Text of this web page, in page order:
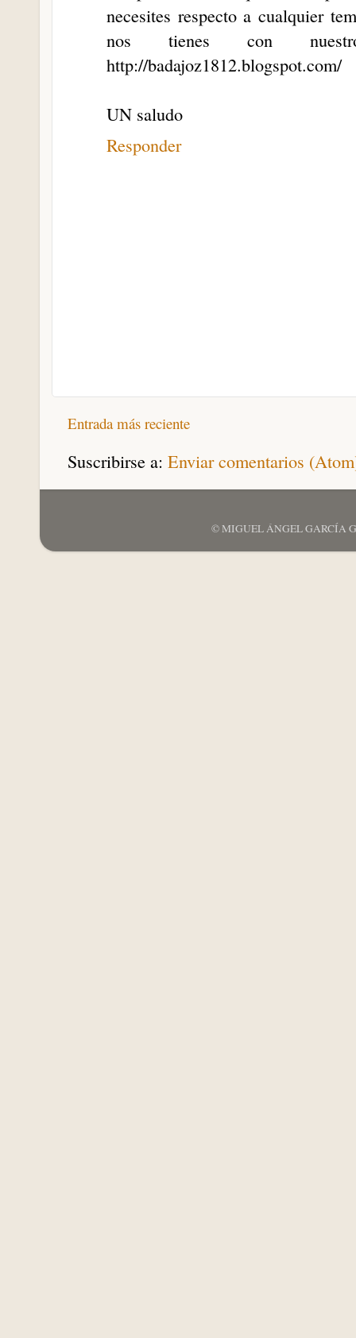
necesites respecto a cualquier
nos tienes con
http://badajoz1812.blogspot.com/
UN saludo
Responder
Entrada más reciente
Suscribirse a: Enviar comentarios
© MIGUEL ÁNGEL GARCÍA